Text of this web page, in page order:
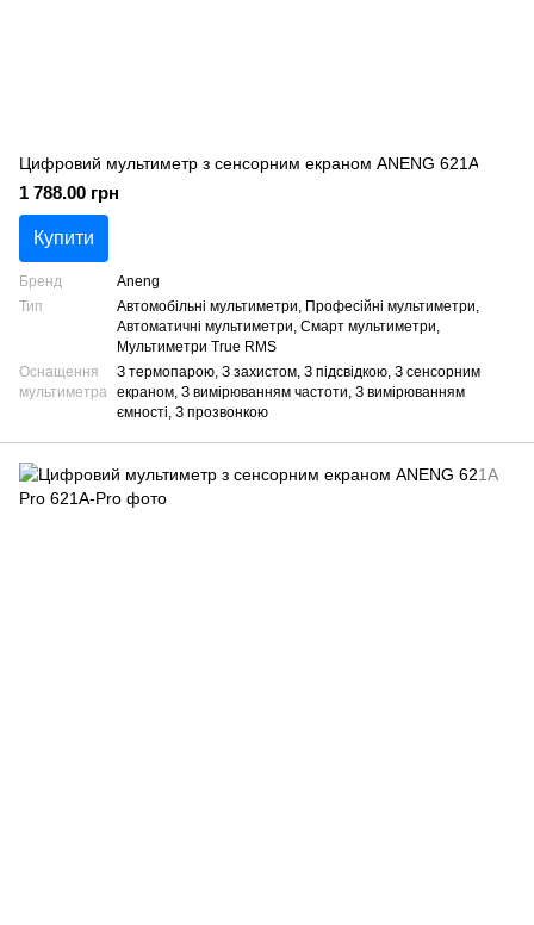
Цифровий мультиметр з сенсорним екраном ANENG 621A
1 788.00 грн
Купити
Бренд
Aneng
Тип
Автомобільні мультиметри, Професійні мультиметри,
Автоматичні мультиметри, Смарт мультиметри,
Мультиметри True RMS
Оснащення
мультиметра
З термопарою, З захистом, З підсвідкою, З сенсорним
екраном, З вимірюванням частоти, З вимірюванням
ємності, З прозвонкою